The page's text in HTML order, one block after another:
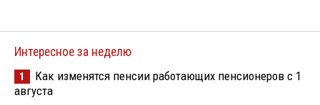
Интересное за неделю
1
Как изменятся пенсии работающих пенсионеров с 1
августа